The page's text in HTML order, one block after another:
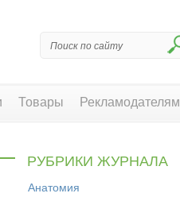
Товары Рекламодателям
РУБРИКИ ЖУРНАЛА
Анатомия